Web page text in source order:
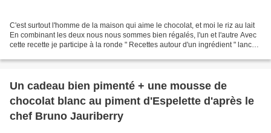
C'est surtout l'homme de la maison qui aime le chocolat, et moi le riz au lait
En combinant les deux nous nous sommes bien régalés, l'un et l'autre Avec
cette recette je participe à la ronde " Recettes autour d'un ingrédient " lancé
Un cadeau bien pimenté + une mousse de
chocolat blanc au piment d'Espelette d'après le
chef Bruno Jauriberry